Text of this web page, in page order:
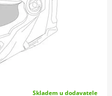
Skladem u dodavatele